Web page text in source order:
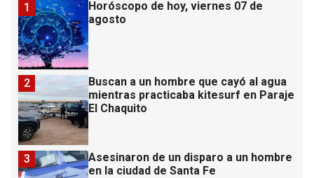
Horóscopo de hoy, viernes 07 de
agosto
1
Buscan a un hombre que cayó al agua
mientras practicaba kitesurf en Paraje
El Chaquito
2
Asesinaron de un disparo a un hombre
en la ciudad de Santa Fe
3